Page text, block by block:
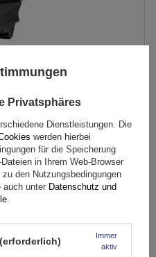
(122 cm) Aluminium-
versenden schon am 10. August
Privatsphäres
Dienstleistungen. Die
werden hierbei
für die Speicherung
in Ihrem Web-Browser
den Nutzungsbedingungen
auch unter Datenschutz und
Immer
aktiv